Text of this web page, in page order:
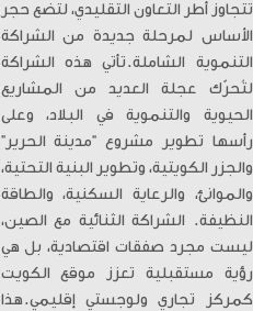
تتجاوز أطر التعاون التقليدي، لتضع حجر
الأساس لمرحلة جديدة من الشراكة
التنموية الشاملة. ​تأتي هذه الشراكة
لتُحرّك عجلة العديد من المشاريع
الحيوية والتنموية في البلاد، وعلى
رأسها تطوير مشروع “مدينة الحرير”
والجزر الكويتية، وتطوير البنية التحتية،
والموانئ، والرعاية السكنية، والطاقة
النظيفة. الشراكة الثنائية مع الصين،
ليست مجرد صفقات اقتصادية، بل هي
رؤية مستقبلية تعزز موقع الكويت
كمركز تجاري ولوجستي إقليمي. ​هذا